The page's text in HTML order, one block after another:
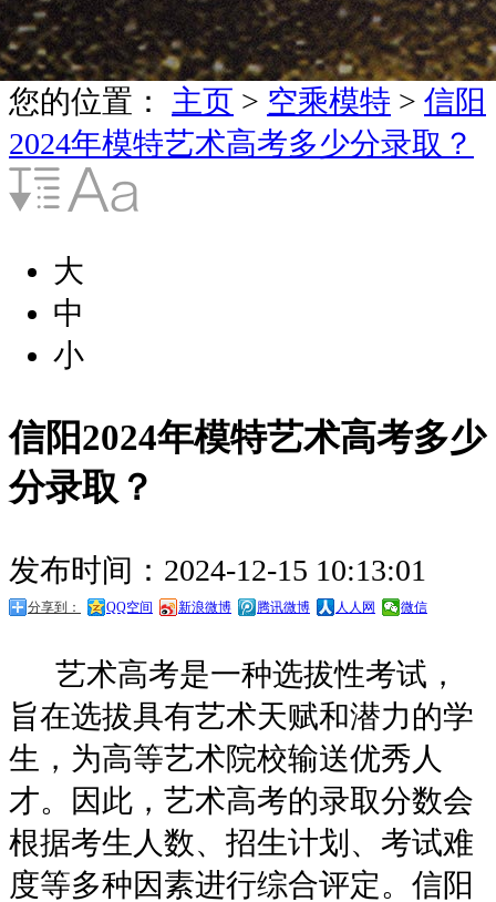
您的位置： 主页 > 空乘模特 > 信阳
2024年模特艺术高考多少分录取？
大
中
小
信阳2024年模特艺术高考多少
分录取？
发布时间：2024-12-15 10:13:01
分享到： QQ空间 新浪微博 腾讯微博 人人网 微信
艺术高考是一种选拔性考试，
旨在选拔具有艺术天赋和潜力的学
生，为高等艺术院校输送优秀人
才。因此，艺术高考的录取分数会
根据考生人数、招生计划、考试难
度等多种因素进行综合评定。信阳